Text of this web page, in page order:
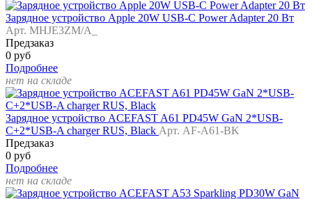
Зарядное устройство Apple 20W USB-C Power Adapter 20 Вт
Арт. MHJE3ZM/A_
Предзаказ
0 руб
Подробнее
нет на складе
Зарядное устройство ACEFAST A61 PD45W GaN 2*USB-
C+2*USB-A charger RUS, Black Арт. AF-A61-BK
Предзаказ
0 руб
Подробнее
нет на складе